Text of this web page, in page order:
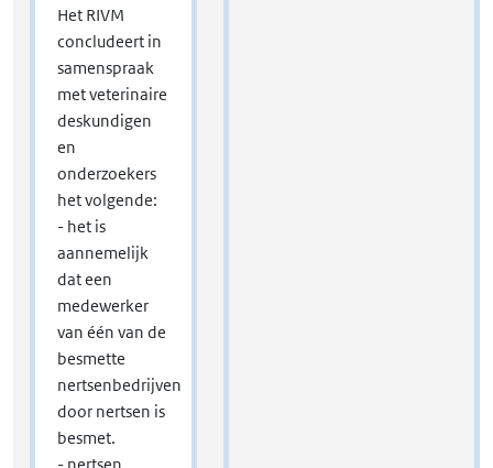
Het RIVM
concludeert in
samenspraak
met veterinaire
deskundigen
en
onderzoekers
het volgende:
- het is
aannemelijk
dat een
medewerker
van één van de
besmette
nertsenbedrijven
door nertsen is
besmet.